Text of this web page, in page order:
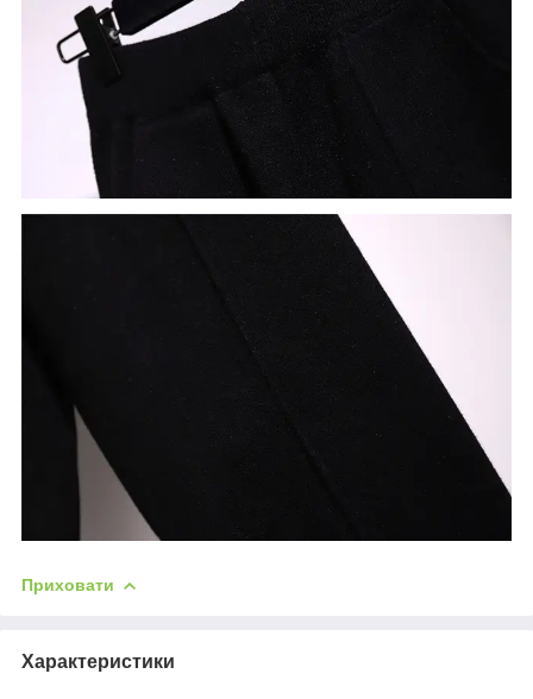
Приховати
Характеристики